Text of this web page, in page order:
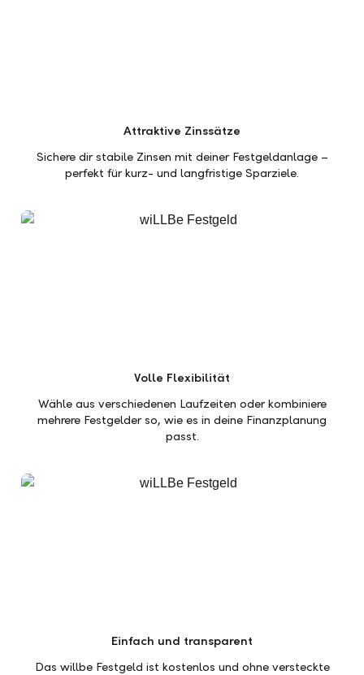
Attraktive Zinssätze
Sichere dir stabile Zinsen mit deiner Festgeldanlage –
perfekt für kurz- und langfristige Sparziele.
Volle Flexibilität
Wähle aus verschiedenen Laufzeiten oder kombiniere
mehrere Festgelder so, wie es in deine Finanzplanung
passt.
Einfach und transparent
Das willbe Festgeld ist kostenlos und ohne versteckte